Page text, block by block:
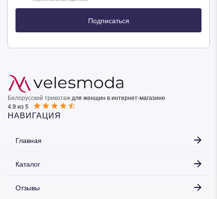
Подписаться
Белорусский трикотаж для женщин в интернет-магазине
4.9 из 5
НАВИГАЦИЯ
Главная
Каталог
Отзывы